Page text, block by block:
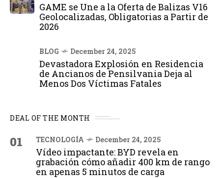
GAME se Une a la Oferta de Balizas V16
Geolocalizadas, Obligatorias a Partir de
2026
BLOG December 24, 2025
Devastadora Explosión en Residencia
de Ancianos de Pensilvania Deja al
Menos Dos Víctimas Fatales
DEAL OF THE MONTH
01 TECNOLOGÍA December 24, 2025
Vídeo impactante: BYD revela en
grabación cómo añadir 400 km de rango
en apenas 5 minutos de carga